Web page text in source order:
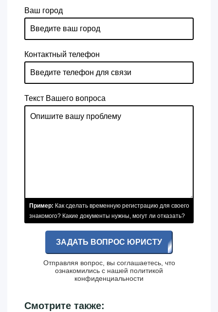
Ваш город
Контактный телефон
Текст Вашего вопроса
Пример: Как сделать временную регистрацию для своего
знакомого? Какие документы нужны, могут ли отказать?
ЗАДАТЬ ВОПРОС ЮРИСТУ
Отправляя вопрос, вы соглашаетесь, что
ознакомились с нашей политикой
конфиденциальности
Смотрите также: